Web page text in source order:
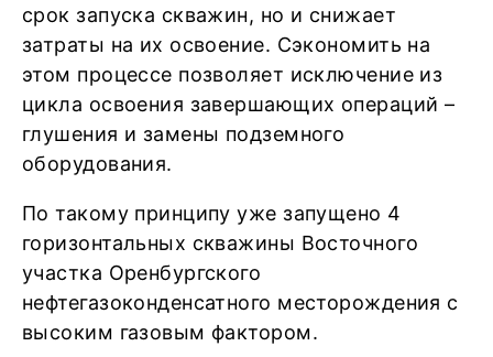
срок запуска скважин, но и снижает
затраты на их освоение. Сэкономить на
этом процессе позволяет исключение из
цикла освоения завершающих операций –
глушения и замены подземного
оборудования.
По такому принципу уже запущено 4
горизонтальных скважины Восточного
участка Оренбургского
нефтегазоконденсатного месторождения с
высоким газовым фактором.